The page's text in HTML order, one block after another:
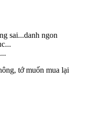
sai...danh ngon
tớ muốn mua lại